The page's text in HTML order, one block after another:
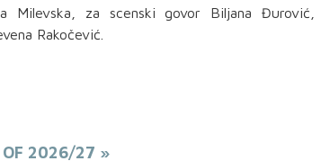
Milevska, za scenski govor Biljana
Rakočević.
OF 2026/27 »